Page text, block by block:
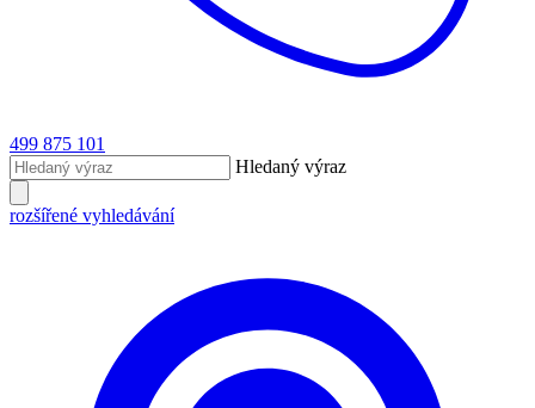
499 875 101
Hledaný výraz
rozšířené vyhledávání